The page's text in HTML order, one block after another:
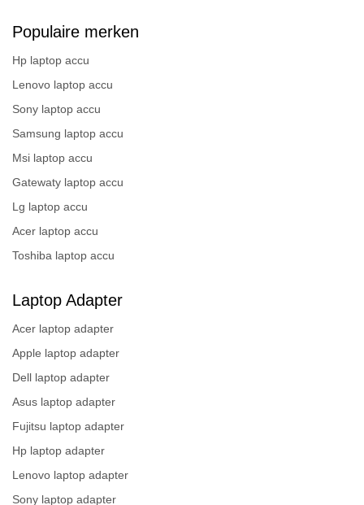
Populaire merken
Hp laptop accu
Lenovo laptop accu
Sony laptop accu
Samsung laptop accu
Msi laptop accu
Gatewaty laptop accu
Lg laptop accu
Acer laptop accu
Toshiba laptop accu
Laptop Adapter
Acer laptop adapter
Apple laptop adapter
Dell laptop adapter
Asus laptop adapter
Fujitsu laptop adapter
Hp laptop adapter
Lenovo laptop adapter
Sony laptop adapter